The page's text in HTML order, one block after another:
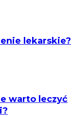
lekarskie?
warto leczyć